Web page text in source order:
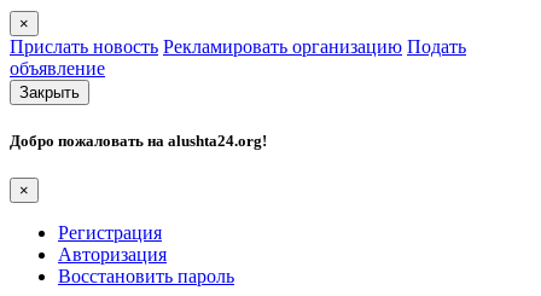
×
Прислать новость Рекламировать организацию Подать
объявление
Закрыть
Добро пожаловать на alushta24.org!
×
Регистрация
Авторизация
Восстановить пароль